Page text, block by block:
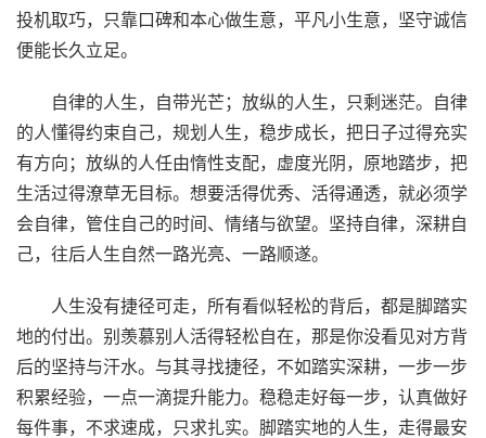
投机取巧，只靠口碑和本心做生意，平凡小生意，坚守诚信
便能长久立足。
自律的人生，自带光芒；放纵的人生，只剩迷茫。自律
的人懂得约束自己，规划人生，稳步成长，把日子过得充实
有方向；放纵的人任由惰性支配，虚度光阴，原地踏步，把
生活过得潦草无目标。想要活得优秀、活得通透，就必须学
会自律，管住自己的时间、情绪与欲望。坚持自律，深耕自
己，往后人生自然一路光亮、一路顺遂。
人生没有捷径可走，所有看似轻松的背后，都是脚踏实
地的付出。别羡慕别人活得轻松自在，那是你没看见对方背
后的坚持与汗水。与其寻找捷径，不如踏实深耕，一步一步
积累经验，一点一滴提升能力。稳稳走好每一步，认真做好
每件事，不求速成，只求扎实。脚踏实地的人生，走得最安